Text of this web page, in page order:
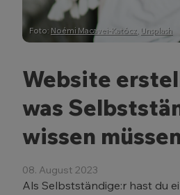
Foto: Noémi Macavei-Katócz Unsplash
Website
was
wissen
08. August 2023
Als Selbstständige:r hast du